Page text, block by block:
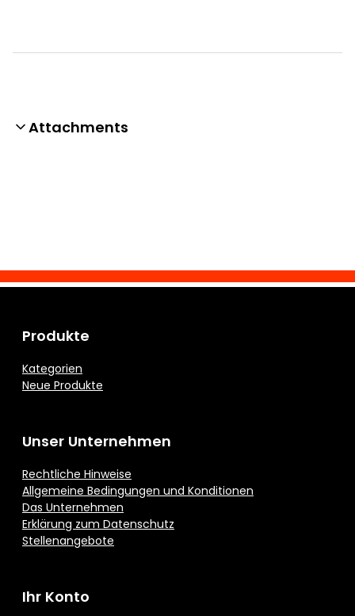
Attachments
Produkte
Kategorien
Neue Produkte
Unser Unternehmen
Rechtliche Hinweise
Allgemeine Bedingungen und Konditionen
Das Unternehmen
Erklärung zum Datenschutz
Stellenangebote
Ihr Konto